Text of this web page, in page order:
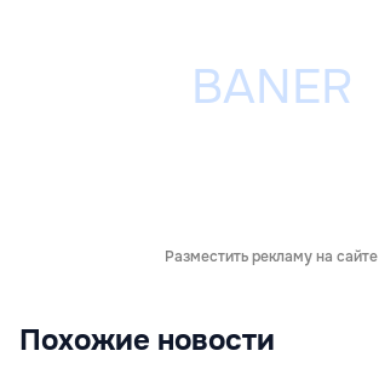
Разместить рекламу на сайте
Похожие новости